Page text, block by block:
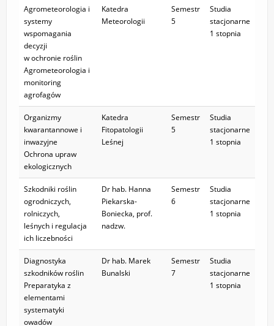
Agrometeorologia i
systemy
wspomagania
decyzji
w ochronie roślin
Agrometeorologia i
monitoring
agrofagów
Katedra
Meteorologii
Semestr
5
Studia
stacjonarne
1 stopnia
Organizmy
kwarantannowe i
inwazyjne
Ochrona upraw
ekologicznych
Katedra
Fitopatologii
Leśnej
Semestr
5
Studia
stacjonarne
1 stopnia
Szkodniki roślin
ogrodniczych,
rolniczych,
leśnych i regulacja
ich liczebności
Dr hab. Hanna
Piekarska-
Boniecka, prof.
nadzw.
Semestr
6
Studia
stacjonarne
1 stopnia
Diagnostyka
szkodników roślin
Preparatyka z
elementami
systematyki
owadów
Dr hab. Marek
Bunalski
Semestr
7
Studia
stacjonarne
1 stopnia